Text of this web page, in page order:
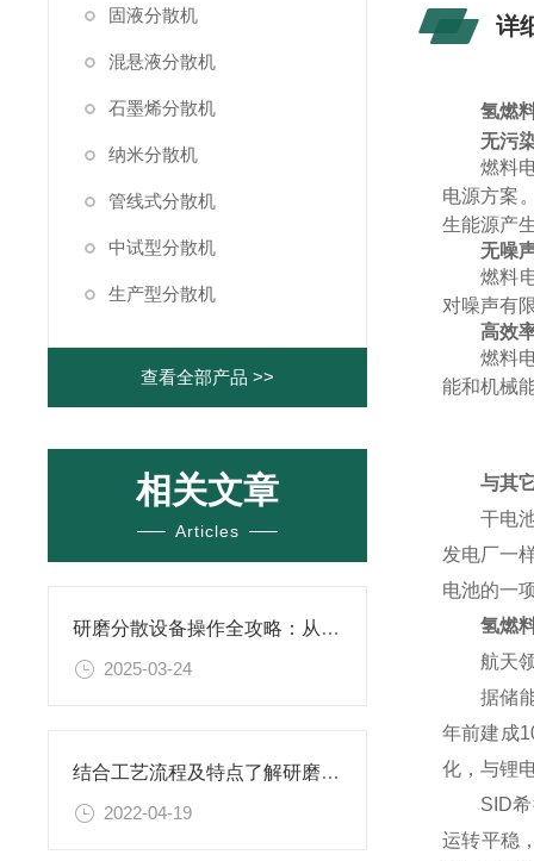
固液分散机
混悬液分散机
石墨烯分散机
纳米分散机
管线式分散机
中试型分散机
生产型分散机
查看全部产品 >>
相关文章
Articles
研磨分散设备操作全攻略：从开机到关机的详细步骤
2025-03-24
结合工艺流程及特点了解研磨分散设备
2022-04-19
详
氢燃
无污
燃料
电源方案
生能源产
无噪
燃料
对噪声有
高效
燃料
能和机械
与其
干电
发电厂一
电池的一
氢燃
航天
据储
年前建成
化，与锂
SID
运转平稳